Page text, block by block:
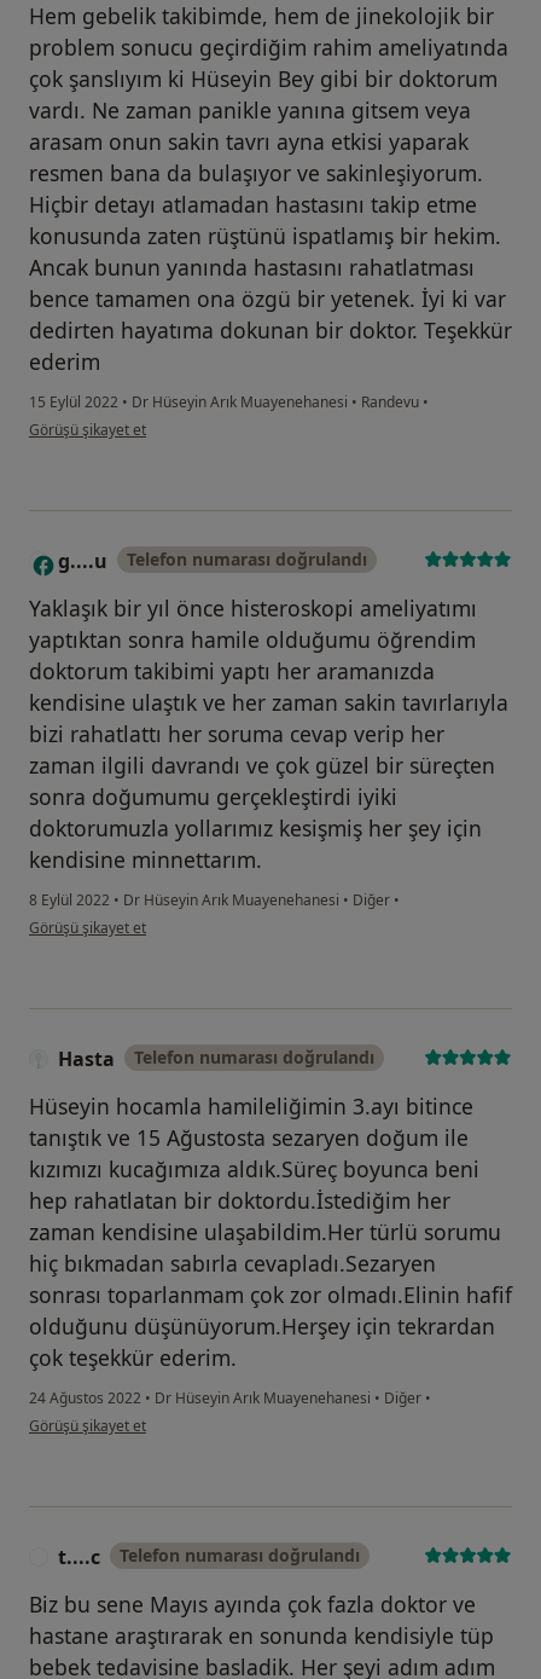
Hem gebelik takibimde, hem de jinekolojik bir
problem sonucu geçirdiğim rahim ameliyatında
çok şanslıyım ki Hüseyin Bey gibi bir doktorum
vardı. Ne zaman panikle yanına gitsem veya
arasam onun sakin tavrı ayna etkisi yaparak
resmen bana da bulaşıyor ve sakinleşiyorum.
Hiçbir detayı atlamadan hastasını takip etme
konusunda zaten rüştünü ispatlamış bir hekim.
Ancak bunun yanında hastasını rahatlatması
bence tamamen ona özgü bir yetenek. İyi ki var
dedirten hayatıma dokunan bir doktor. Teşekkür
ederim
15 Eylül 2022 • Dr Hüseyin Arık Muayenehanesi • Randevu •
kullanıcının görüşüne göre g.....
Görüşü şikayet et
G g....u Telefon numarası doğrulandı
Yaklaşık bir yıl önce histeroskopi ameliyatımı
yaptıktan sonra hamile olduğumu öğrendim
doktorum takibimi yaptı her aramanızda
kendisine ulaştık ve her zaman sakin tavırlarıyla
bizi rahatlattı her soruma cevap verip her
zaman ilgili davrandı ve çok güzel bir süreçten
sonra doğumumu gerçekleştirdi iyiki
doktorumuzla yollarımız kesişmiş her şey için
kendisine minnettarım.
8 Eylül 2022 • Dr Hüseyin Arık Muayenehanesi • Diğer •
kullanıcının görüşüne göre g....u
Görüşü şikayet et
Hasta Telefon numarası doğrulandı
Hüseyin hocamla hamileliğimin 3.ayı bitince
tanıştık ve 15 Ağustosta sezaryen doğum ile
kızımızı kucağımıza aldık.Süreç boyunca beni
hep rahatlatan bir doktordu.İstediğim her
zaman kendisine ulaşabildim.Her türlü sorumu
hiç bıkmadan sabırla cevapladı.Sezaryen
sonrası toparlanmam çok zor olmadı.Elinin hafif
olduğunu düşünüyorum.Herşey için tekrardan
çok teşekkür ederim.
24 Ağustos 2022 • Dr Hüseyin Arık Muayenehanesi • Diğer •
kullanıcının görüşüne göre Hasta
Görüşü şikayet et
t....c Telefon numarası doğrulandı
Biz bu sene Mayıs ayında çok fazla doktor ve
hastane araştırarak en sonunda kendisiyle tüp
bebek tedavisine basladik. Her şeyi adım adım